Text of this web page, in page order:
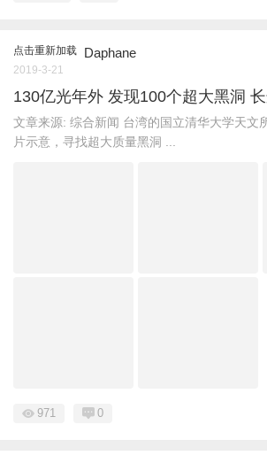
点击重新加载 Daphane
2019-3-21
130亿光年外 发现100个超大黑洞
文章来源: 综合新闻 台湾的国立清华大学天文
片示意，寻找超大质量黑洞 ...
971 0